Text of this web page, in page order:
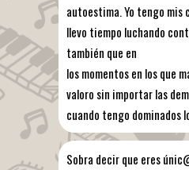
autoestima. Yo tengo mis
llevo tiempo luchando
también que en
los momentos en los que
valoro sin importar las
cuando tengo dominados
Sobra decir que eres